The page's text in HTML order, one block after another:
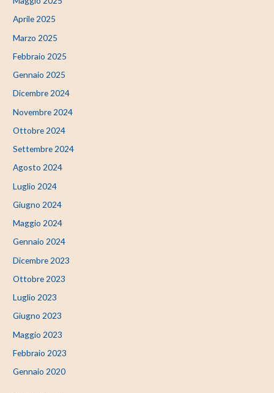
Aprile 2025
Marzo 2025
Febbraio 2025
Gennaio 2025
Dicembre 2024
Novembre 2024
Ottobre 2024
Settembre 2024
Agosto 2024
Luglio 2024
Giugno 2024
Maggio 2024
Gennaio 2024
Dicembre 2023
Ottobre 2023
Luglio 2023
Giugno 2023
Maggio 2023
Febbraio 2023
Gennaio 2020